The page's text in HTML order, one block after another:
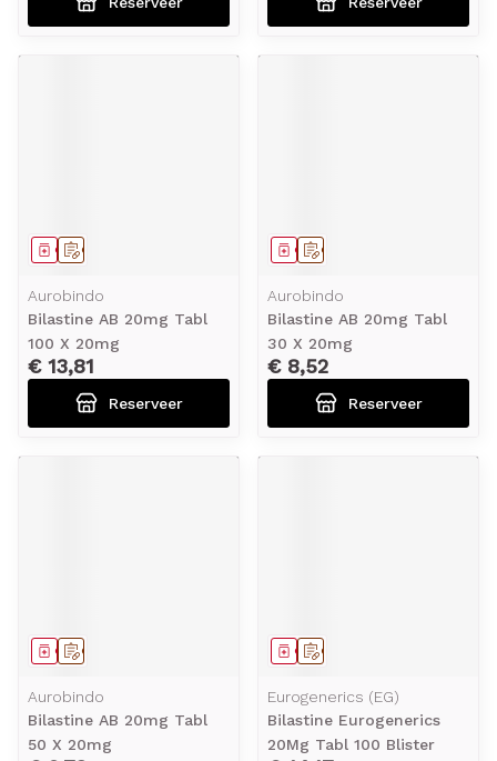
Op voorschrift
Geneesmiddel
Aurobindo
Bilastine AB 20mg Tabl
100 X 20mg
€ 13,81
Reserveer
Op voorschrift
Geneesmiddel
Aurobindo
Bilastine AB 20mg Tabl
30 X 20mg
€ 8,52
Reserveer
Op voorschrift
Geneesmiddel
Aurobindo
Bilastine AB 20mg Tabl
50 X 20mg
Op voorschrift
Geneesmiddel
Eurogenerics (EG)
Bilastine Eurogenerics
20Mg Tabl 100 Blister